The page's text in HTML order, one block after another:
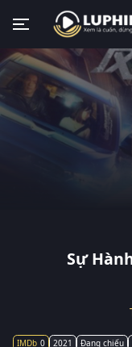
Sự
0 2021 Đang chiếu